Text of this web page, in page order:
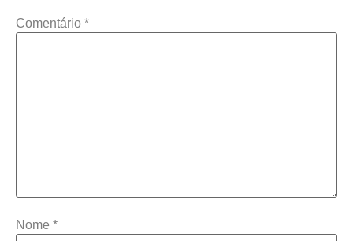
Comentário *
Nome *